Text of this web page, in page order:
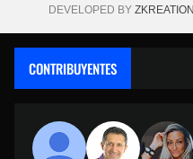
DEVELOPED BY
CONTRIBUYENTES